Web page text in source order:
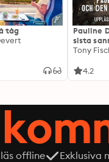
tåg
Pauline
sista
Tony
4.2
offline Exklusiva